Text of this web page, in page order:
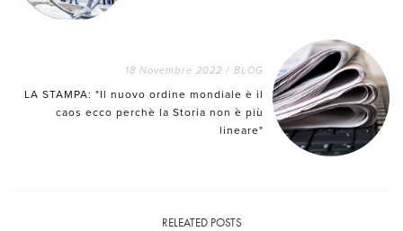
18 Novembre 2022 / BLOG
LA STAMPA: "Il nuovo ordine mondiale è il
caos ecco perchè la Storia non è più
lineare"
RELEATED POSTS